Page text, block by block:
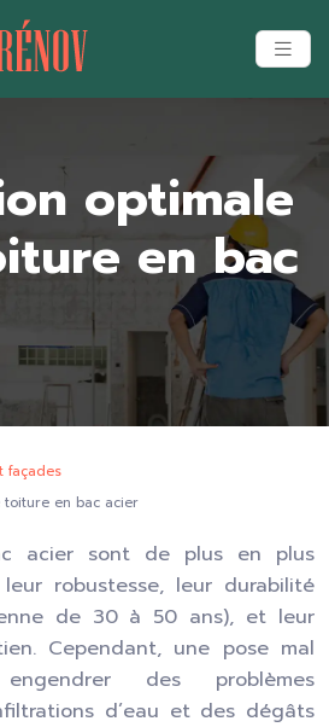
optimale
en bac
façades
toiture en bac acier
acier sont de plus en plus
robustesse, leur durabilité
de 30 à 50 ans), et leur
Cependant, une pose mal
des problèmes
d’eau et des dégâts